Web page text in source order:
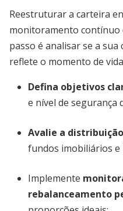
Reestruturar a carteira
monitoramento contínuo
passo é analisar se a
reflete o momento de
Defina objetivos
e nível de segurança
Avalie a
fundos imobiliários e
Implemente
rebalanceamento